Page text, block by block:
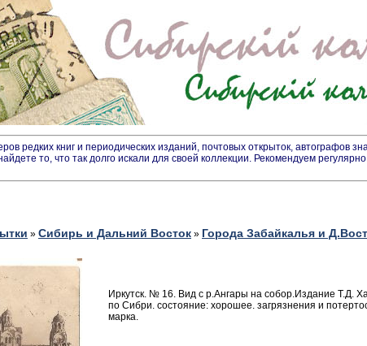
редких книг и периодических изданий, почтовых открыток, автографов
то, что так долго искали для своей коллекции. Рекомендуем
» Сибирь и Дальний Восток » Города Забайкалья и
Иркутск. № 16. Вид с р.Ангары на собор.Издание Т.Д.
по Сибри. состояние: хорошее. загрязнения и
марка.